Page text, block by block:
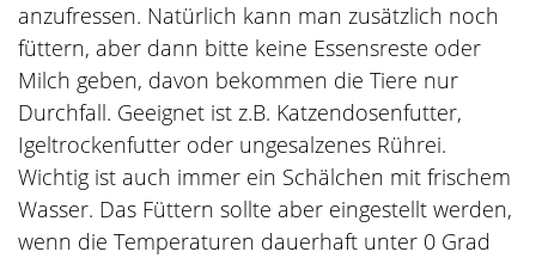
anzufressen. Natürlich kann man zusätzlich noch
füttern, aber dann bitte keine Essensreste oder
Milch geben, davon bekommen die Tiere nur
Durchfall. Geeignet ist z.B. Katzendosenfutter,
Igeltrockenfutter oder ungesalzenes Rührei.
Wichtig ist auch immer ein Schälchen mit frischem
Wasser. Das Füttern sollte aber eingestellt werden,
wenn die Temperaturen dauerhaft unter 0 Grad